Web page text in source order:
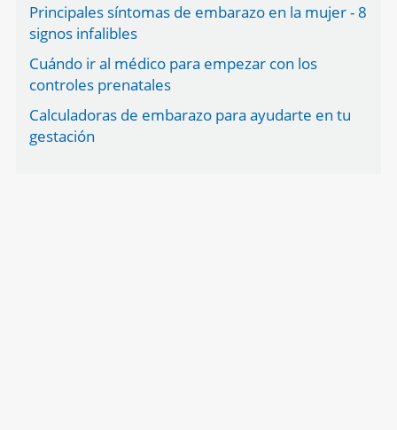
Principales síntomas de embarazo en la mujer - 8
signos infalibles
Cuándo ir al médico para empezar con los
controles prenatales
Calculadoras de embarazo para ayudarte en tu
gestación